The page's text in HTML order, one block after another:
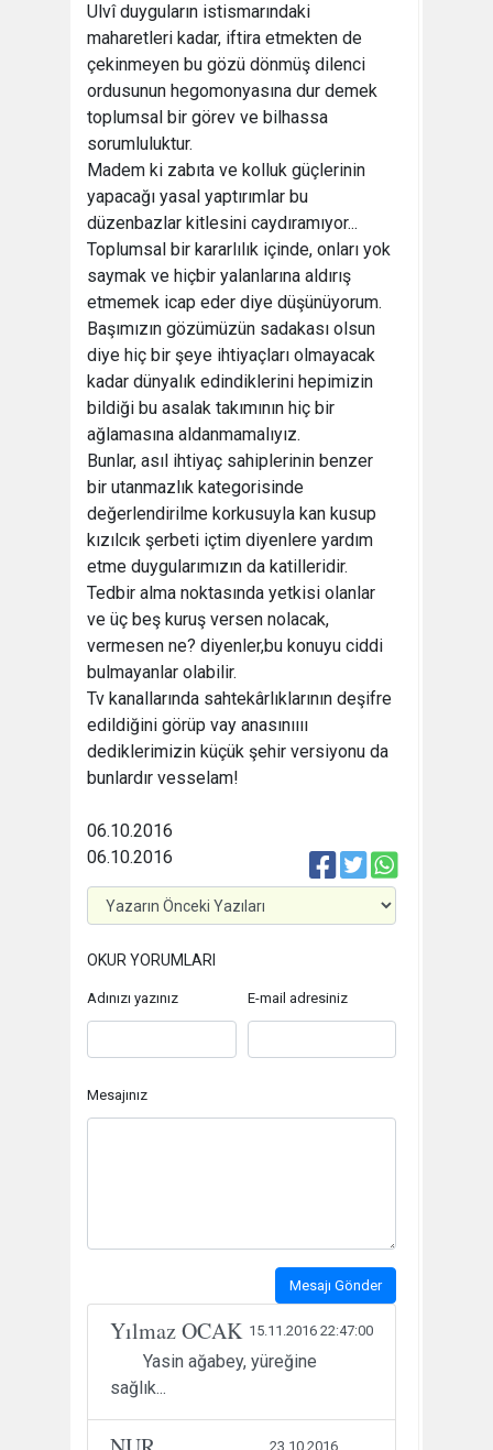
Ulvî duyguların istismarındaki
maharetleri kadar, iftira etmekten de
çekinmeyen bu gözü dönmüş dilenci
ordusunun hegomonyasına dur demek
toplumsal bir görev ve bilhassa
sorumluluktur.
Madem ki zabıta ve kolluk güçlerinin
yapacağı yasal yaptırımlar bu
düzenbazlar kitlesini caydıramıyor...
Toplumsal bir kararlılık içinde, onları yok
saymak ve hiçbir yalanlarına aldırış
etmemek icap eder diye düşünüyorum.
Başımızın gözümüzün sadakası olsun
diye hiç bir şeye ihtiyaçları olmayacak
kadar dünyalık edindiklerini hepimizin
bildiği bu asalak takımının hiç bir
ağlamasına aldanmamalıyız.
Bunlar, asıl ihtiyaç sahiplerinin benzer
bir utanmazlık kategorisinde
değerlendirilme korkusuyla kan kusup
kızılcık şerbeti içtim diyenlere yardım
etme duygularımızın da katilleridir.
Tedbir alma noktasında yetkisi olanlar
ve üç beş kuruş versen nolacak,
vermesen ne? diyenler,bu konuyu ciddi
bulmayanlar olabilir.
Tv kanallarında sahtekârlıklarının deşifre
edildiğini görüp vay anasınıııı
dediklerimizin küçük şehir versiyonu da
bunlardır vesselam!
06.10.2016
06.10.2016
OKUR YORUMLARI
Adınızı yazınız E-mail adresiniz
Mesajınız
Mesajı Gönder
Yılmaz OCAK 15.11.2016 22:47:00
Yasin ağabey, yüreğine
sağlık...
23.10.2016